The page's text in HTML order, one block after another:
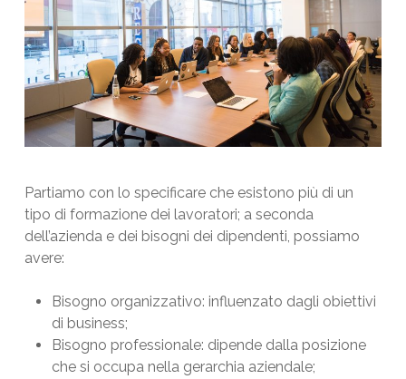
Partiamo con lo specificare che esistono più di un
tipo di formazione dei lavoratori; a seconda
dell’azienda e dei bisogni dei dipendenti, possiamo
avere:
Bisogno organizzativo: influenzato dagli obiettivi
di business;
Bisogno professionale: dipende dalla posizione
che si occupa nella gerarchia aziendale;